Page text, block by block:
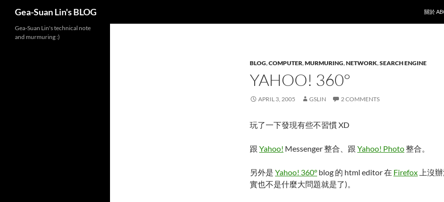
Gea-Suan Lin's BLOG
關於
BLOG,COMPUTER,MURMURING,NETWORK,SEARCH ENGINE
YAHOO! 360°
APRIL 3, 2005 GSLIN 2 COMMENTS
玩了一下發現有些不習慣 XD
跟 Yahoo! Messenger 整合、跟 Yahoo! Photo整合。
另外是 Yahoo! 360° blog 的 html editor 在 Firefox 上沒
實也不是什麼大問題就是了)。
Gea-Suan Lin's technical note
and murmuring :)